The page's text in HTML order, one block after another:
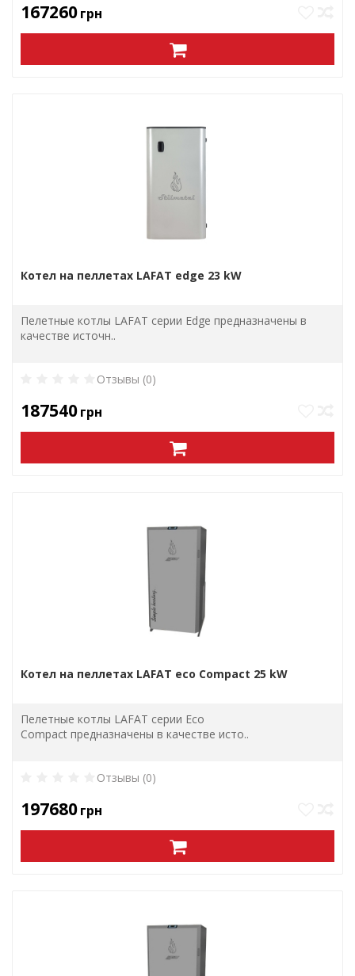
167260грн
Котел на пеллетах LAFAT edge 23 kW
Пелетные котлы LAFAT серии Edge предназначены в
качестве источн..
Отзывы (0)
187540грн
Котел на пеллетах LAFAT eco Compact 25 kW
Пелетные котлы LAFAT серии Eco
Compact предназначены в качестве исто..
Отзывы (0)
197680грн